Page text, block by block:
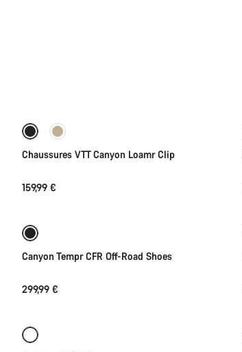
la
catégorie
Chaussures
|
Gravel
Nouveau
Chaussures VTT Canyon Loamr Clip
159,99 €
Canyon Tempr CFR Off-Road Shoes
299,99 €